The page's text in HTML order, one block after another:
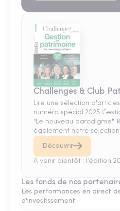
Challenges & Club
Lire une sélection
numéro spécial 2025
"Le nouveau paradigme".
également notre sélection
Découvrir
A venir bientôt : l'édition
Les fonds de nos
Les performances en direct
d'investissement